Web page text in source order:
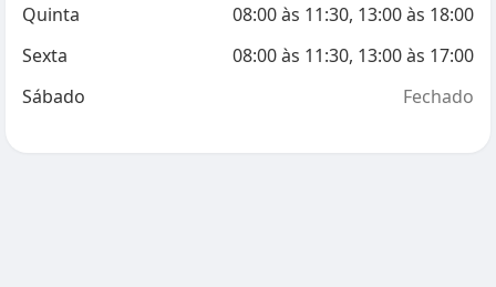
Quinta
08:00às 11:30, 13:00às 18:00
Sexta
08:00às 11:30, 13:00às 17:00
Sábado
Fechado